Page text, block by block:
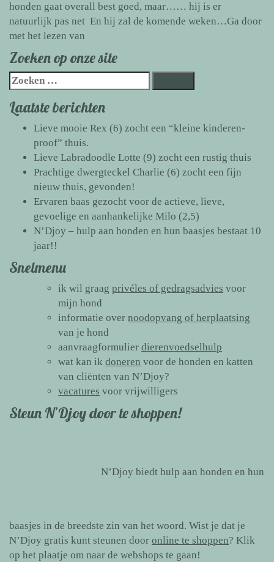
honden gaat overall best goed, maar…… hij is er
natuurlijk pas net En hij zal de komende weken…Ga door
met het lezen van
lieve
Callas
ervaren
baasje(s)
en
zijn
gouden
mand!
Zoeken op onze site
Zoeken
naar:
Laatste berichten
Lieve mooie Rex (6) zocht een “kleine kinderen-
proof” thuis.
Lieve Labradoodle Lotte (9) zocht een rustig thuis
Prachtige dwergteckel Charlie (6) zocht een fijn
nieuw thuis, gevonden!
Ervaren baas gezocht voor de actieve, lieve,
gevoelige en aanhankelijke Milo (2,5)
N’Djoy – hulp aan honden en hun baasjes bestaat 10
jaar!!
Snelmenu
ik wil graag privéles of gedragsadvies voor
mijn hond
informatie over noodopvang of herplaatsing
van je hond
aanvraagformulier dierenvoedselhulp
wat kan ik doneren voor de honden en katten
van cliënten van N’Djoy?
vacatures voor vrijwilligers
Steun N’Djoy door te shoppen!
N’Djoy biedt hulp aan honden en hun
baasjes in de breedste zin van het woord. Wist je dat je
N’Djoy gratis kunt steunen door online te shoppen? Klik
op het plaatje om naar de webshops te gaan!